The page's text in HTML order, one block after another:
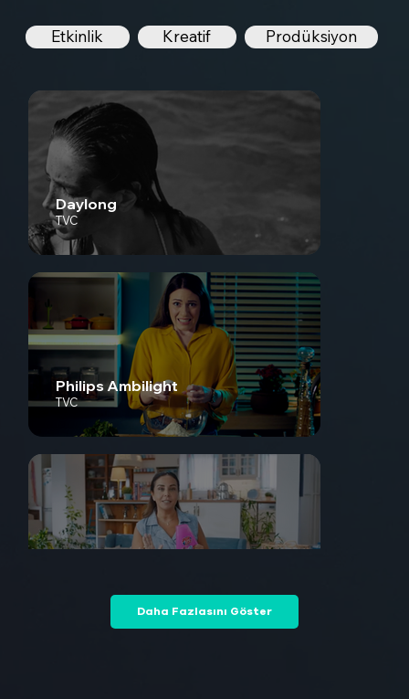
Etkinlik Kreatif Prodüksiyon
Daylong
TVC
Philips Ambilight
TVC
Daha Fazlasını Göster